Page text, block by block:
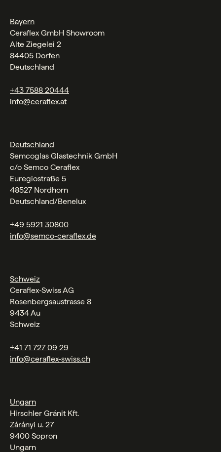
Bayern
Ceraflex GmbH Showroom
Alte Ziegelei 2
84405 Dorfen
Deutschland
+43 7588 20444
info@ceraflex.at
Deutschland
Semcoglas Glastechnik GmbH
c/o Semco Ceraflex
Euregiostraße 5
48527 Nordhorn
Deutschland/Benelux
+49 5921 30800
info@semco-ceraflex.de
Schweiz
Ceraflex‑Swiss AG
Rosenbergsaustrasse 8
9434 Au
Schweiz
+41 71 727 09 29
info@ceraflex-swiss.ch
Ungarn
Hirschler Gránit Kft.
Zárányi u. 27
9400 Sopron
Ungarn